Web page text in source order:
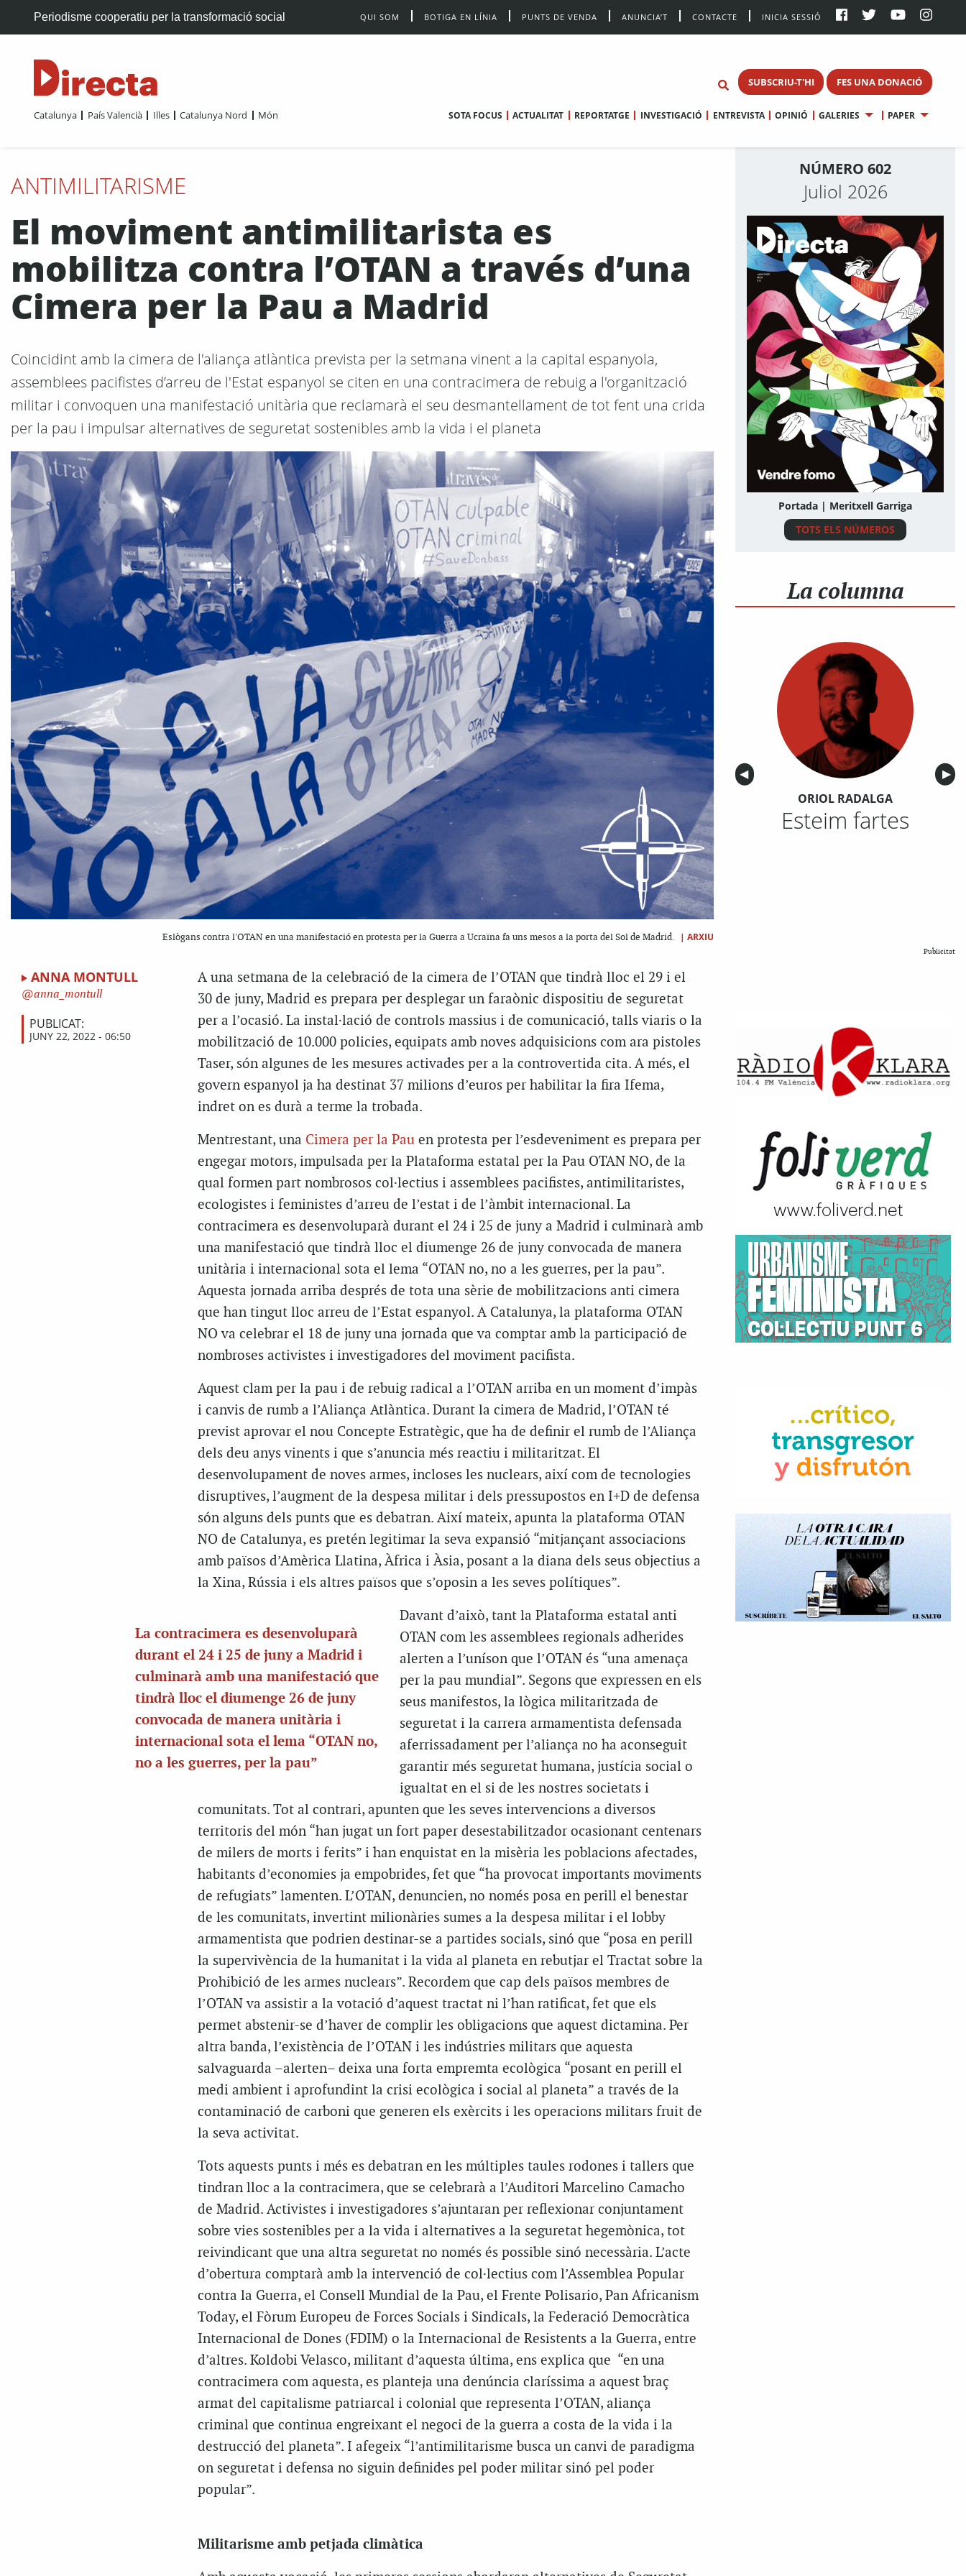
Periodisme cooperatiu per la transformació social QUI SOM BOTIGA EN LÍNIA PUNTS DE VENDA ANUNCIA’T CONTACTE INICIA SESSIÓ
SUBSCRIU-T'HI FES UNA DONACIÓ
Catalunya País Valencià Illes Catalunya Nord Món SOTA FOCUS ACTUALITAT REPORTATGE INVESTIGACIÓ ENTREVISTA OPINIÓ GALERIES PAPER
ANTIMILITARISME
El moviment antimilitarista es
mobilitza contra l’OTAN a través d’una
Cimera per la Pau a Madrid
Coincidint amb la cimera de l'aliança atlàntica prevista per la setmana vinent a la capital espanyola,
assemblees pacifistes d’arreu de l'Estat espanyol se citen en una contracimera de rebuig a l'organització
militar i convoquen una manifestació unitària que reclamarà el seu desmantellament de tot fent una crida
per la pau i impulsar alternatives de seguretat sostenibles amb la vida i el planeta
Eslògans contra l'OTAN en una manifestació en protesta per la Guerra a Ucraïna fa uns mesos a la porta del Sol de Madrid. | ARXIU
ANNA MONTULL
anna_montull
PUBLICAT:
JUNY 22, 2022 - 06:50
A una setmana de la celebració de la cimera de l’OTAN que tindrà lloc el 29 i el
30 de juny, Madrid es prepara per desplegar un faraònic dispositiu de seguretat
per a l’ocasió. La instal·lació de controls massius i de comunicació, talls viaris o la
mobilització de 10.000 policies, equipats amb noves adquisicions com ara pistoles
Taser, són algunes de les mesures activades per a la controvertida cita. A més, el
govern espanyol ja ha destinat 37 milions d’euros per habilitar la fira Ifema,
indret on es durà a terme la trobada.
Mentrestant, una Cimera per la Pauen protesta per l’esdeveniment es prepara per
engegar motors, impulsada per la Plataforma estatal per la Pau OTAN NO, de la
qual formen part nombrosos col·lectius i assemblees pacifistes, antimilitaristes,
ecologistes i feministes d’arreu de l’estat i de l’àmbit internacional. La
contracimera es desenvoluparà durant el 24 i 25 de juny a Madrid i culminarà amb
una manifestació que tindrà lloc el diumenge 26 de juny convocada de manera
unitària i internacional sota el lema “OTAN no, no a les guerres, per la pau”.
Aquesta jornada arriba després de tota una sèrie de mobilitzacions anti cimera
que han tingut lloc arreu de l’Estat espanyol. A Catalunya, la plataforma OTAN
NO va celebrar el 18 de juny una jornada que va comptar amb la participació de
nombroses activistes i investigadores del moviment pacifista.
Aquest clam per la pau i de rebuig radical a l’OTAN arriba en un moment d’impàs
i canvis de rumb a l’Aliança Atlàntica. Durant la cimera de Madrid, l’OTAN té
previst aprovar el nou Concepte Estratègic, que ha de definir el rumb de l’Aliança
dels deu anys vinents i que s’anuncia més reactiu i militaritzat. El
desenvolupament de noves armes, incloses les nuclears, així com de tecnologies
disruptives, l’augment de la despesa militar i dels pressupostos en I+D de defensa
són alguns dels punts que es debatran. Així mateix, apunta la plataforma OTAN
NO de Catalunya, es pretén legitimar la seva expansió “mitjançant associacions
amb països d’Amèrica Llatina, Àfrica i Àsia, posant a la diana dels seus objectius a
la Xina, Rússia i els altres països que s’oposin a les seves polítiques”.
La contracimera es desenvoluparà
durant el 24 i 25 de juny a Madrid i
culminarà amb una manifestació que
tindrà lloc el diumenge 26 de juny
convocada de manera unitària i
internacional sota el lema “OTAN no,
no a les guerres, per la pau”
Davant d’això, tant la Plataforma estatal anti
OTAN com les assemblees regionals adherides
alerten a l’uníson que l’OTAN és “una amenaça
per la pau mundial”. Segons que expressen en els
seus manifestos, la lògica militaritzada de
seguretat i la carrera armamentista defensada
aferrissadament per l’aliança no ha aconseguit
garantir més seguretat humana, justícia social o
igualtat en el si de les nostres societats i
comunitats. Tot al contrari, apunten que les seves intervencions a diversos
territoris del món “han jugat un fort paper desestabilitzador ocasionant centenars
de milers de morts i ferits” i han enquistat en la misèria les poblacions afectades,
habitants d’economies ja empobrides, fet que “ha provocat importants moviments
de refugiats” lamenten. L’OTAN, denuncien, no només posa en perill el benestar
de les comunitats, invertint milionàries sumes a la despesa militar i el lobby
armamentista que podrien destinar-se a partides socials, sinó que “posa en perill
la supervivència de la humanitat i la vida al planeta en rebutjar el Tractat sobre la
Prohibició de les armes nuclears”. Recordem que cap dels països membres de
l’OTAN va assistir a la votació d’aquest tractat ni l’han ratificat, fet que els
permet abstenir-se d’haver de complir les obligacions que aquest dictamina. Per
altra banda, l’existència de l’OTAN i les indústries militars que aquesta
salvaguarda –alerten– deixa una forta empremta ecològica “posant en perill el
medi ambient i aprofundint la crisi ecològica i social al planeta” a través de la
contaminació de carboni que generen els exèrcits i les operacions militars fruit de
la seva activitat.
Tots aquests punts i més es debatran en les múltiples taules rodones i tallers que
tindran lloc a la contracimera, que se celebrarà a l’Auditori Marcelino Camacho
de Madrid. Activistes i investigadores s’ajuntaran per reflexionar conjuntament
sobre vies sostenibles per a la vida i alternatives a la seguretat hegemònica, tot
reivindicant que una altra seguretat no només és possible sinó necessària. L’acte
d’obertura comptarà amb la intervenció de col·lectius com l’Assemblea Popular
contra la Guerra, el Consell Mundial de la Pau, el Frente Polisario, Pan Africanism
Today, el Fòrum Europeu de Forces Socials i Sindicals, la Federació Democràtica
Internacional de Dones (FDIM) o la Internacional de Resistents a la Guerra, entre
d’altres. Koldobi Velasco, militant d’aquesta última, ens explica que “en una
contracimera com aquesta, es planteja una denúncia claríssima a aquest braç
armat del capitalisme patriarcal i colonial que representa l’OTAN, aliança
criminal que continua engreixant el negoci de la guerra a costa de la vida i la
destrucció del planeta”. I afegeix “l’antimilitarisme busca un canvi de paradigma
on seguretat i defensa no siguin definides pel poder militar sinó pel poder
popular”.
Militarisme amb petjada climàtica
NÚMERO 602
Juliol 2026
Portada | Meritxell Garriga
TOTS ELS NÚMEROS
La columna
Anterior
◀︎ ▶︎
ORIOL RADALGA
Esteim fartes
Publicitat